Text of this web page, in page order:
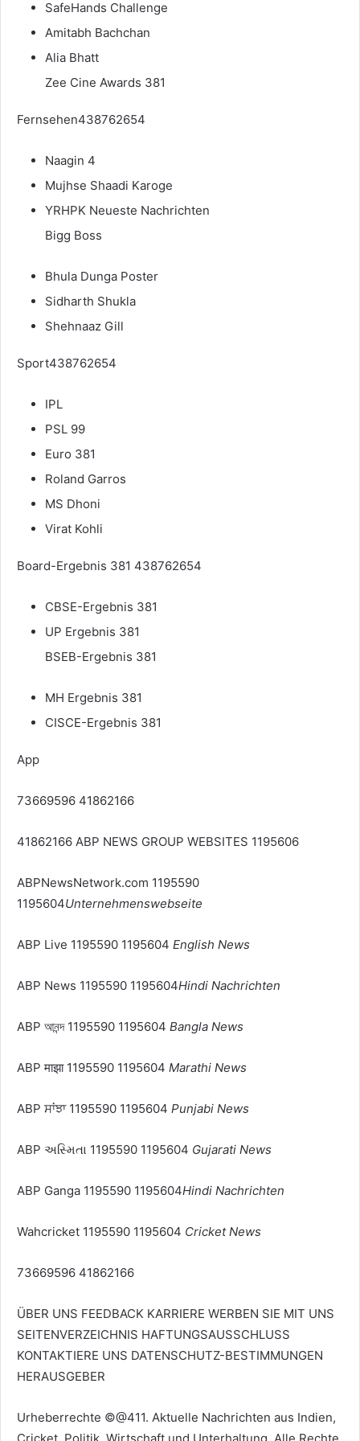
SafeHands Challenge
Amitabh Bachchan
Alia Bhatt
Zee Cine Awards 381
Fernsehen438762654
Naagin 4
Mujhse Shaadi Karoge
YRHPK Neueste Nachrichten
Bigg Boss
Bhula Dunga Poster
Sidharth Shukla
Shehnaaz Gill
Sport438762654
IPL
PSL 99
Euro 381
Roland Garros
MS Dhoni
Virat Kohli
Board-Ergebnis 381 438762654
CBSE-Ergebnis 381
UP Ergebnis 381
BSEB-Ergebnis 381
MH Ergebnis 381
CISCE-Ergebnis 381
App
73669596 41862166
41862166 ABP NEWS GROUP WEBSITES 1195606
ABPNewsNetwork.com 1195590
1195604Unternehmenswebseite
ABP Live 1195590 1195604 English News
ABP News 1195590 1195604Hindi Nachrichten
ABP আনন্দ 1195590 1195604 Bangla News
ABP माझा 1195590 1195604 Marathi News
ABP ਸਾਂਝਾ 1195590 1195604 Punjabi News
ABP અસ્મિતા 1195590 1195604 Gujarati News
ABP Ganga 1195590 1195604Hindi Nachrichten
Wahcricket 1195590 1195604 Cricket News
73669596 41862166
ÜBER UNS FEEDBACK KARRIERE WERBEN SIE MIT UNS
SEITENVERZEICHNIS HAFTUNGSAUSSCHLUSS
KONTAKTIERE UNS DATENSCHUTZ-BESTIMMUNGEN
HERAUSGEBER
Urheberrechte ©@411. Aktuelle Nachrichten aus Indien,